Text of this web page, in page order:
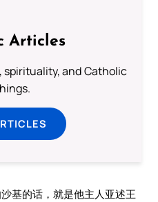
Articles
spirituality, and Catholic
基的话，就是他主人亚述王